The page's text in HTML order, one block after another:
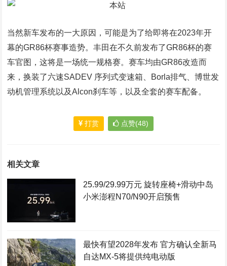
当然新车发布的一大原因，可能是为了给即将在2023年开
幕的GR86杯赛事造势。丰田在不久前发布了GR86杯的赛
车官图，这将是一场统一规格赛。赛车均由GR86改造而
来，换装了六速SADEV 序列式变速箱、Borla排气、博世发
动机管理系统以及Alcon刹车等，以及全套的赛车配备。
打赏 点赞(48)
相关文章
25.99/29.99万元 旋转座椅+滑动中岛
小米澎程N70/N90开启预售
最快有望2028年发布 官方确认全新马
自达MX-5将提供纯电动版